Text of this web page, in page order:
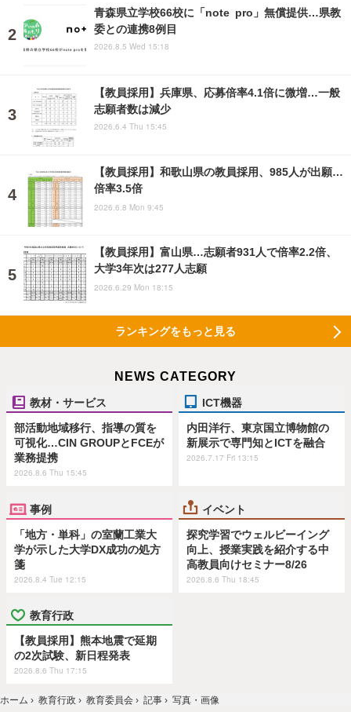
青森県立学校66校に「note pro」無償提供…県教
委との連携8例目
2026.8.5 Wed 15:18
【教員採用】兵庫県、応募倍率4.1倍に微増…一般
志願者数は減少
2026.6.4 Thu 15:45
【教員採用】和歌山県の教員採用、985人が出願…
倍率3.5倍
2026.6.8 Mon 9:45
【教員採用】富山県…志願者931人で倍率2.2倍、
大学3年次は277人志願
2026.6.29 Mon 18:15
ランキングをもっと見る
NEWS CATEGORY
教材・サービス
部活動地域移行、指導の質を
可視化…CIN GROUPとFCEが
業務提携
2026.8.6 Thu 15:45
ICT機器
内田洋行、東京国立博物館の
新展示で専門知とICTを融合
2026.7.17 Fri 13:15
事例
「地方・単科」の室蘭工業大
学が示した大学DX成功の処方
箋
2026.8.4 Tue 12:15
イベント
探究学習でウェルビーイング
向上、授業実践を紹介する中
高教員向けセミナー8/26
2026.8.6 Thu 18:45
教育行政
【教員採用】熊本地震で延期
の2次試験、新日程発表
2026.8.6 Thu 17:15
ホーム › 教育行政 › 教育委員会 › 記事 › 写真・画像